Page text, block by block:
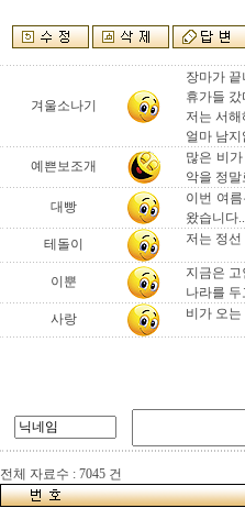
겨울소나기
장마가
휴가들
저는 서
얼마 남지
예쁜보조개
많은 비
악을 정
대빵
이번 여
왔습니다
테돌이
저는 정
이뿐
지금은
나라를
사랑
비가 오
전체 자료수 : 7045 건